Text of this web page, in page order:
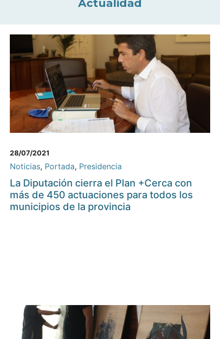
Actualidad
28/07/2021
Noticias, Portada, Presidencia
La Diputación cierra el Plan +Cerca con
más de 450 actuaciones para todos los
municipios de la provincia